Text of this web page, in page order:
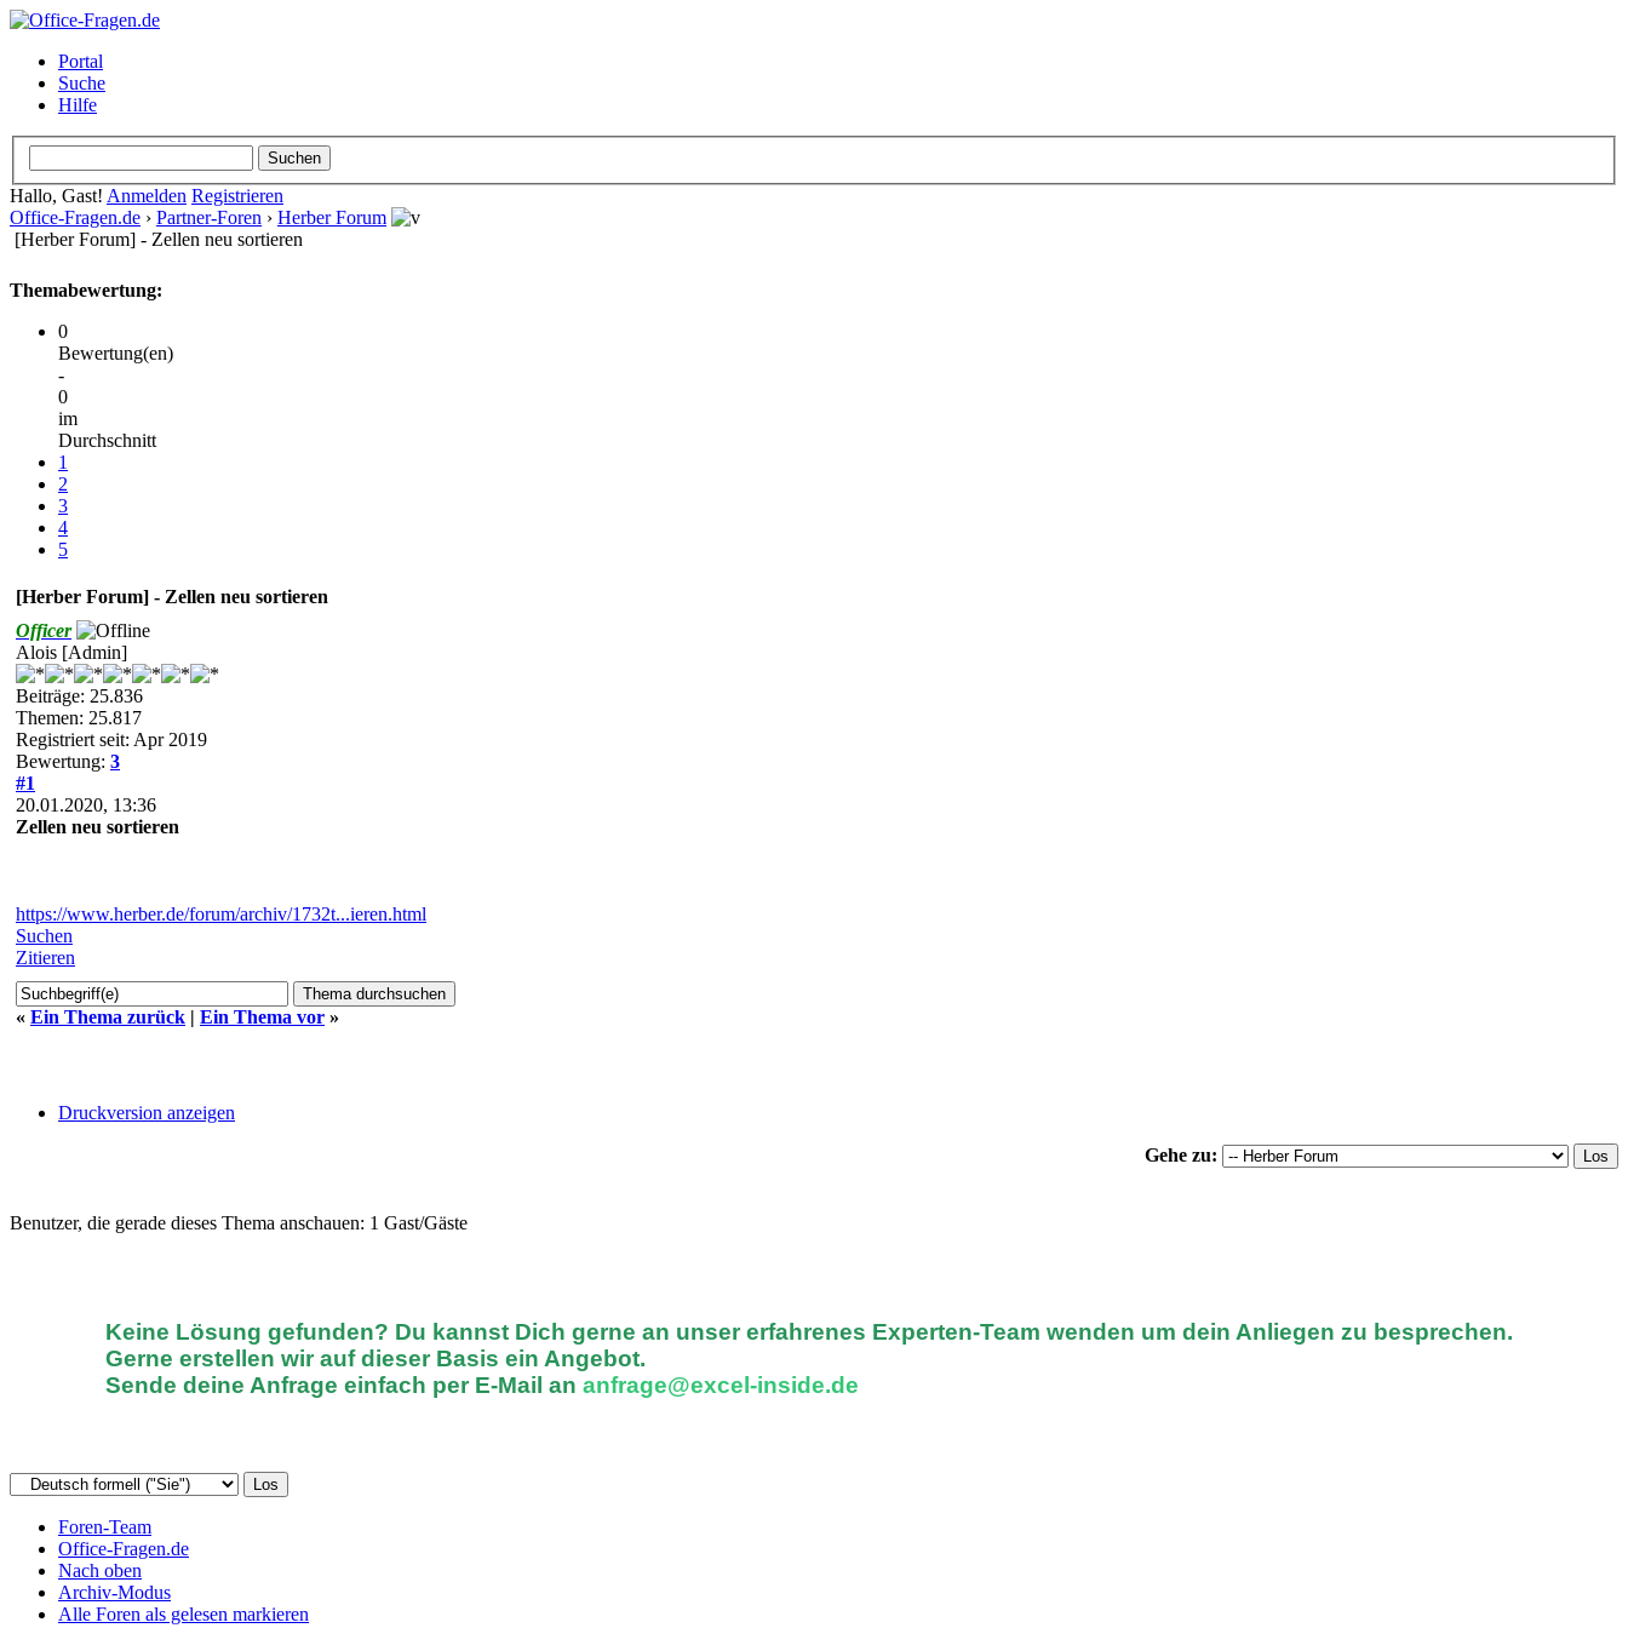
Portal
Suche
Hilfe
Hallo, Gast! Anmelden Registrieren
Office-Fragen.de › Partner-Foren › Herber Forum
[Herber Forum] - Zellen neu sortieren
Themabewertung:
0
Bewertung(en)
-
0
im
Durchschnitt
1
2
3
4
5
[Herber Forum] - Zellen neu sortieren
Officer
Alois [Admin]
Beiträge: 25.836
Themen: 25.817
Registriert seit: Apr 2019
Bewertung: 3
#1
20.01.2020, 13:36
Zellen neu sortieren
https://www.herber.de/forum/archiv/1732t...ieren.html
Suchen
Zitieren
« Ein Thema zurück | Ein Thema vor »
Druckversion anzeigen
Gehe zu:
Benutzer, die gerade dieses Thema anschauen: 1 Gast/Gäste
Keine Lösung gefunden? Du kannst Dich gerne an unser erfahrenes Experten-Team wenden um dein Anliegen zu besprechen.
Gerne erstellen wir auf dieser Basis ein Angebot.
Sende deine Anfrage einfach per E-Mail an anfrage@excel-inside.de
Foren-Team
Office-Fragen.de
Nach oben
Archiv-Modus
Alle Foren als gelesen markieren